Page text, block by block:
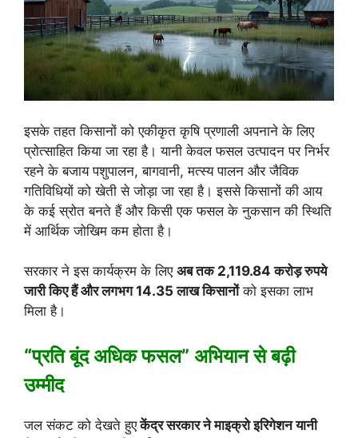
इसके तहत किसानों को एकीकृत कृषि प्रणाली अपनाने के लिए
प्रोत्साहित किया जा रहा है। यानी केवल फसल उत्पादन पर निर्भर
रहने के बजाय पशुपालन, बागवानी, मत्स्य पालन और जैविक
गतिविधियों को खेती से जोड़ा जा रहा है। इससे किसानों की आय
के कई स्रोत बनते हैं और किसी एक फसल के नुकसान की स्थिति
में आर्थिक जोखिम कम होता है।
सरकार ने इस कार्यक्रम के लिए अब तक 2,119.84 करोड़ रुपये
जारी किए हैं और लगभग 14.35 लाख किसानोंको इसका लाभ
मिला है।
“प्रति बूंद अधिक फसल” अभियान से बढ़ी
उम्मीद
जल संकट को देखते हुएकेंद्र सरकार ने माइक्रो इरिगेशन यानी